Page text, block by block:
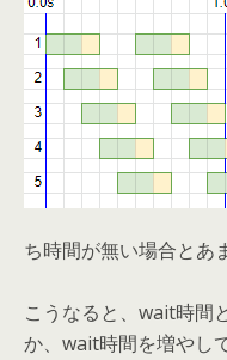
ち時間が無い場合とあ
こうなると、wait時間
か、wait時間を増やし